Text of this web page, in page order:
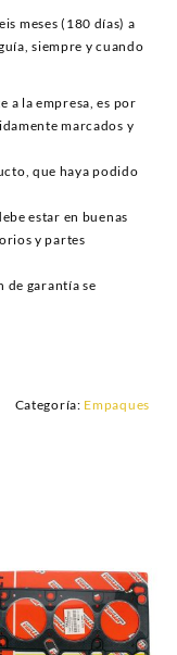
meses (180 días) a
siempre y cuando
a la empresa, es por
marcados y
que haya podido
estar en buenas
y partes
de garantía se
Categoría: Empaques